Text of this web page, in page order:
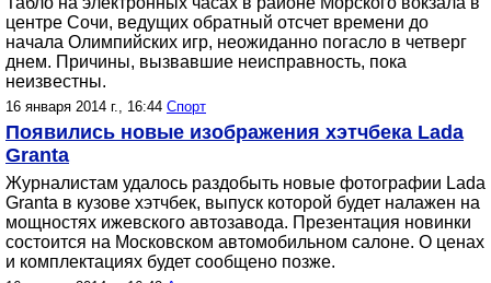
центре Сочи, ведущих обратный отсчет времени до
начала Олимпийских игр, неожиданно погасло в четверг
днем. Причины, вызвавшие неисправность, пока
неизвестны.
16 января 2014 г., 16:44 Спорт
Появились новые изображения хэтчбека Lada
Granta
Журналистам удалось раздобыть новые фотографии Lada
Granta в кузове хэтчбек, выпуск которой будет налажен на
мощностях ижевского автозавода. Презентация новинки
состоится на Московском автомобильном салоне. О ценах
и комплектациях будет сообщено позже.